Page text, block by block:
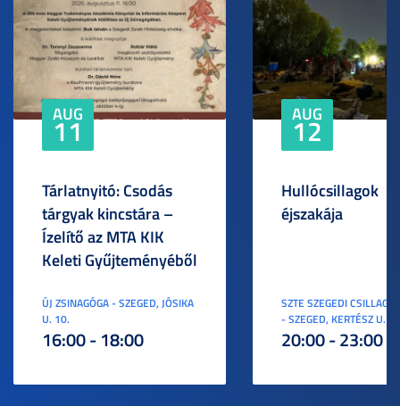
AUG
11
Tárlatnyitó: Csodás
tárgyak kincstára –
Ízelítő az MTA KIK
Keleti Gyűjteményéből
ÚJ ZSINAGÓGA - SZEGED, JÓSIKA
U. 10.
16:00 - 18:00
AUG
12
Hullócsillagok
éjszakája
SZTE SZEGEDI
- SZEGED, KERTÉSZ U. 3.
20:00 - 23:00